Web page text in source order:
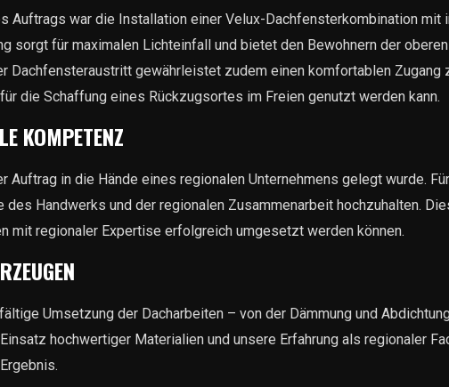
Auftrags war die Installation einer Velux-Dachfensterkombination mit
sorgt für maximalen Lichteinfall und bietet den Bewohnern der
Dachfensteraustritt gewährleistet zudem einen komfortablen Zugang
die Schaffung eines Rückzugsortes im Freien genutzt werden kann.
KOMPETENZ
Auftrag in die Hände eines regionalen Unternehmens gelegt wurde.
Handwerks und der regionalen Zusammenarbeit hochzuhalten.
mit regionaler Expertise erfolgreich umgesetzt werden können.
Umsetzung der Dacharbeiten – von der Dämmung und
hochwertiger Materialien und unsere Erfahrung als regionaler